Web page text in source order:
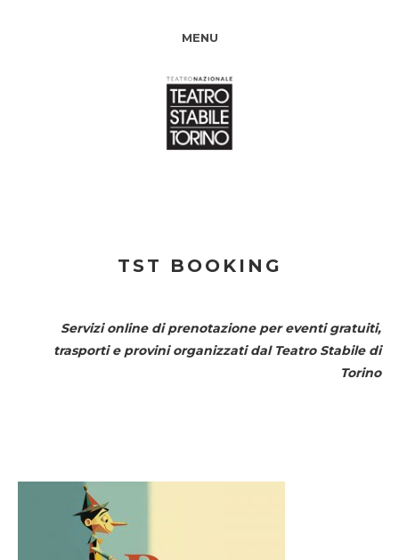
MENU
TST BOOKING
Servizi online di prenotazione per eventi gratuiti,
trasporti e provini organizzati dal Teatro Stabile di
Torino